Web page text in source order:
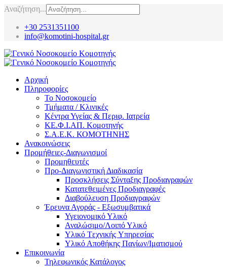
Αναζήτηση...
+30 2531351100
info@komotini-hospital.gr
Αρχική
Πληροφορίες
Το Νοσοκομείο
Τμήματα / Κλινικές
Κέντρα Υγείας & Περιφ. Ιατρεία
ΚΕ.Φ.Ι.ΑΠ. Κομοτηνής
Σ.Α.Ε.Κ. ΚΟΜΟΤΗΝΗΣ
Ανακοινώσεις
Προμήθειες-Διαγωνισμοί
Προμηθευτές
Προ-Διαγωνιστική Διαδικασία
Προσκλήσεις Σύνταξης Προδιαγραφών
Κατατεθειμένες Προδιαγραφές
Διαβούλευση Προδιαγραφών
Έρευνα Αγοράς - Εξωσυμβατικά
Υγειονομικό Υλικό
Αναλώσιμο/Λοιπό Υλικό
Υλικό Tεχνικής Yπηρεσίας
Υλικό Αποθήκης Παγίων/Ιματισμού
Επικοινωνία
Τηλεφωνικός Κατάλογος